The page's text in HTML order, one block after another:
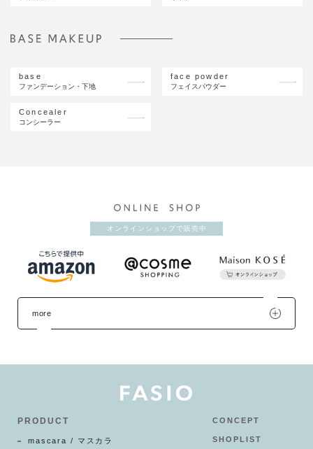
base
ファンデーション・下地
face powder
フェイスパウダー
Concealer
コンシーラー
オンラインショップで販売中
more
PRODUCT
mascara / マスカラ
CONCEPT
SHOPLIST